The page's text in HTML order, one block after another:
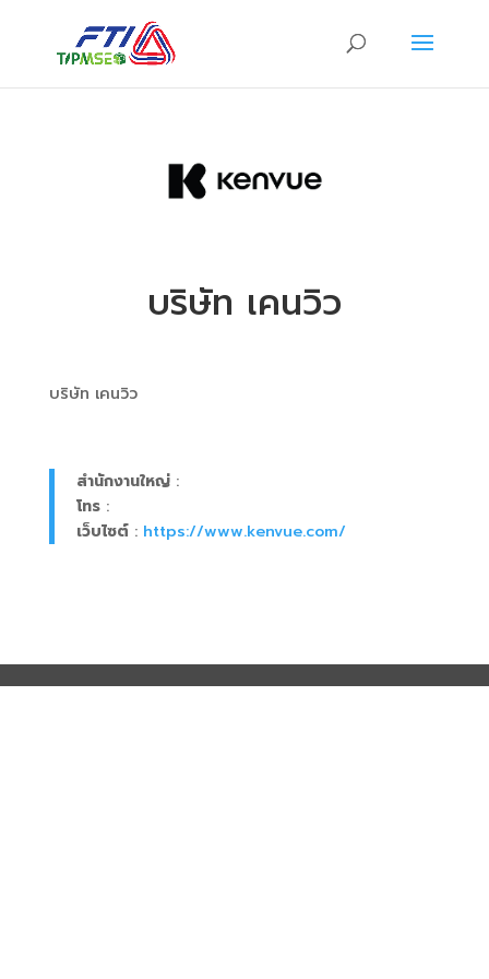
บริษัท เคนวิว
บริษัท เคนวิว
สำนักงานใหญ่:
โทร:
เว็บไซต์: https://www.kenvue.com/